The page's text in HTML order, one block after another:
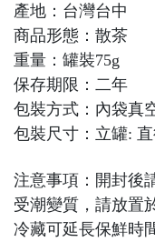
產地：台灣台中
商品形態：散茶
重量：罐裝75g
保存期限：二年
包裝方式：內袋真
包裝尺寸：立罐: 直
注意事項：開封後
受潮變質，請放置
冷藏可延長保鮮時